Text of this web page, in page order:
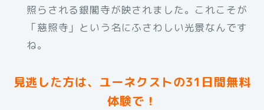
照らされる銀閣寺が映されました。これこそが
「慈照寺」という名にふさわしい光景なんです
ね。
見逃した方は、ユーネクストの31日間無料
体験で！